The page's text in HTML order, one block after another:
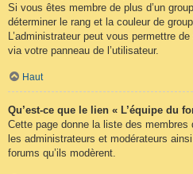
Si vous êtes membre de plus d’un
déterminer le rang et la couleur de
L’administrateur peut vous permettre
via votre panneau de l’utilisateur.
Haut
Qu’est-ce que le lien « L’équipe du
Cette page donne la liste des membres
les administrateurs et modérateurs
forums qu’ils modèrent.